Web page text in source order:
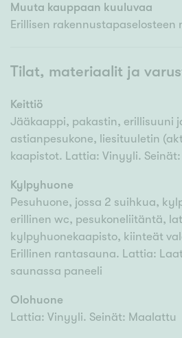
Muuta kauppaan kuuluvaa
Erillisen rakennustapaselosteen
Tilat, materiaalit ja
Keittiö
Jääkaappi, pakastin, erillisuuni
astianpesukone, liesituuletin
kaapistot. Lattia: Vinyyli.
Kylpyhuone
Pesuhuone, jossa 2 suihkua,
erillinen wc, pesukoneliitäntä,
kylpyhuonekaapisto, kiinteät
Erillinen rantasauna. Lattia:
saunassa paneeli
Olohuone
Lattia: Vinyyli. Seinät: Maalattu